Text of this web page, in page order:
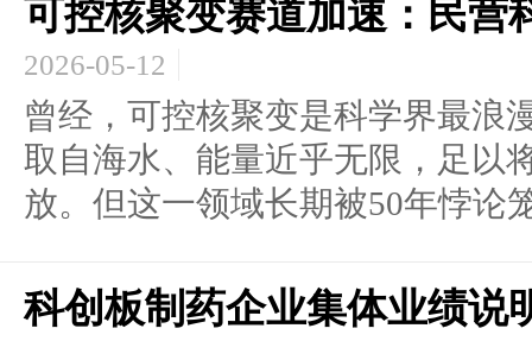
可控核聚变赛道加速：民营
2026-05-12
曾经，可控核聚变是科学界最浪
取自海水、能量近乎无限，足以
放。但这一领域长期被50年悖论
科创板制药企业集体业绩说